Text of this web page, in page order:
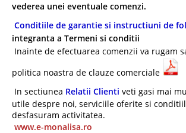
vederea unei eventuale comenzi.
Conditiile de garantie si instructiuni de
integranta a Termeni si conditii
Inainte de efectuarea comenzii va rugam
politica noastra de clauze comerciale
In sectiunea Relatii Clienti veti gasi mai
utile despre noi, serviciile oferite si
desfasuram activitatea.
www.e-monalisa.ro